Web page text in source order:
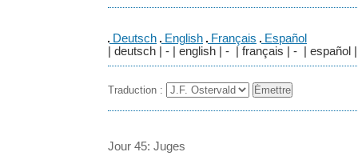
Deutsch English Français
Español
| deutsch | - | english | - | français | - | español |
Traduction :
Jour 45: Juges